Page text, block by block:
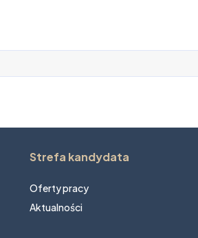
Strefa kandydata
Oferty pracy
Aktualności